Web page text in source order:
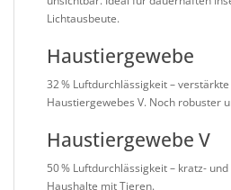
Lichtausbeute.
Haustiergewebe
32 % Luftdurchlässigkeit –
Haustiergewebes V. Noch robuster
Haustiergewebe V
50 % Luftdurchlässigkeit – kratz-
Haushalte mit Tieren.